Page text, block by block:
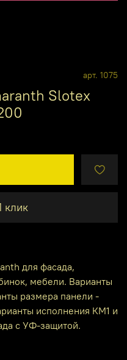
арт. 1075
Slotex
клик
для фасада,
мебели. Варианты
размера панели -
исполнения КМ1 и
с УФ-защитой.